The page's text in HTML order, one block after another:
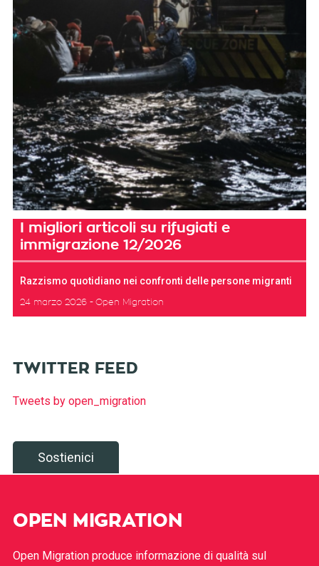
I migliori articoli su rifugiati e
immigrazione 12/2026
Razzismo quotidiano nei confronti delle persone migranti
24 marzo 2026 Open Migration
TWITTER FEED
Tweets by open_migration
Sostienici
OPEN MIGRATION
Open Migration produce informazione di qualità sul